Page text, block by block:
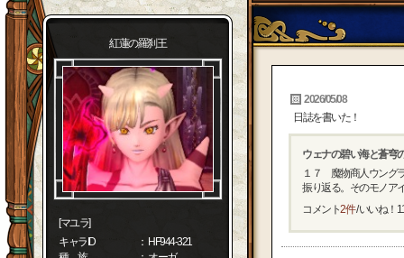
紅蓮の羅刹王
[マユラ]
キャラID
： HF944-321
2026/05/08
日誌を書いた！
ウェナの碧い海と蒼穹
１７ 魔物商人ウング
振り返る。そのモノア
コメント2件/ いいね！